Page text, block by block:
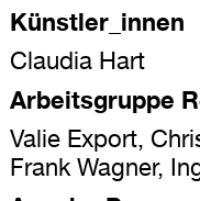
Künstler_innen
Claudia Hart
Arbeitsgruppe
Valie Export,
Frank Wagner,